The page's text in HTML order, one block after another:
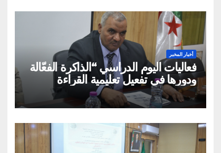
أخبار المخبر
فعاليات اليوم الدراسي “الذاكرة الفعّالة
ودورها في تفعيل تعليمية القراءة
السريعة والقراءة التصويرية”